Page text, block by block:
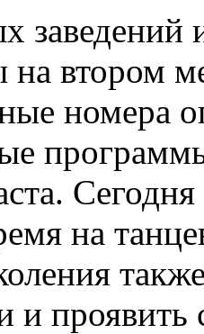
заведений
втором
номера
на
и проявить